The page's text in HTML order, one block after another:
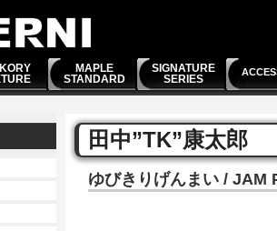
MAPLE
STANDARD
SIGNATURE
SERIES
田中”TK”康太郎
ゆびきりげんまい / JAM